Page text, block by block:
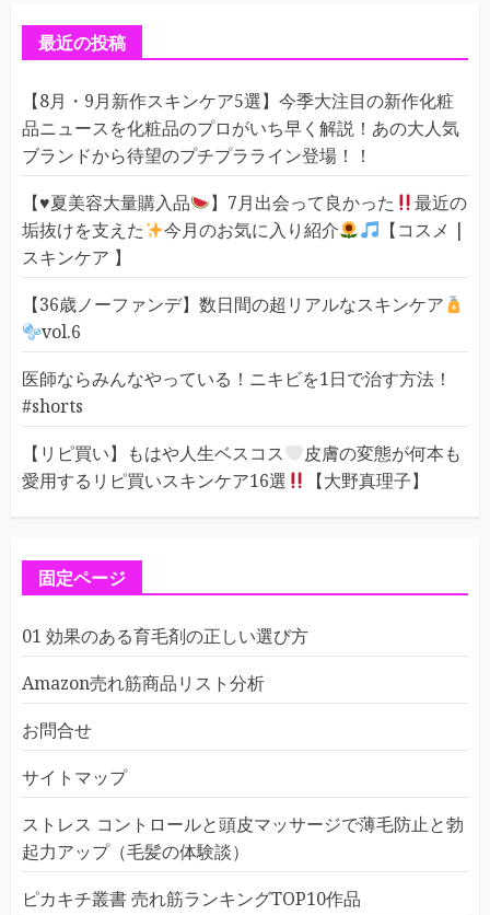
最近の投稿
【8月・9月新作スキンケア5選】今季大注目の新作化粧
品ニュースを化粧品のプロがいち早く解説！あの大人気
ブランドから待望のプチプラライン登場！！
【♥️夏美容大量購入品 】7月出会って良かった
最近の
垢抜けを支えた
今月のお気に入り紹介
【コスメ |
スキンケア 】
【36歳ノーファンデ】数日間の超リアルなスキンケア
vol.6
医師ならみんなやっている！ニキビを1日で治す方法！
#shorts
【リピ買い】もはや人生ベスコス
皮膚の変態が何本も
愛用するリピ買いスキンケア16選
【大野真理子】
固定ページ
01 効果のある育毛剤の正しい選び方
Amazon売れ筋商品リスト分析
お問合せ
サイトマップ
ストレス コントロールと頭皮マッサージで薄毛防止と勃
起力アップ（毛髪の体験談）
ピカキチ叢書 売れ筋ランキングTOP10作品